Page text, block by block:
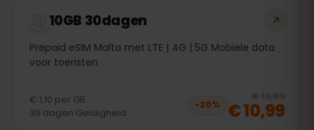
10GB 30dagen
Prepaid eSIM Malta met LTE | 4G | 5G Mobiele data
voor toeristen
€ 1,10 per GB
30 dagen Geldigheid
−20%
€ 13,99
€ 10,99